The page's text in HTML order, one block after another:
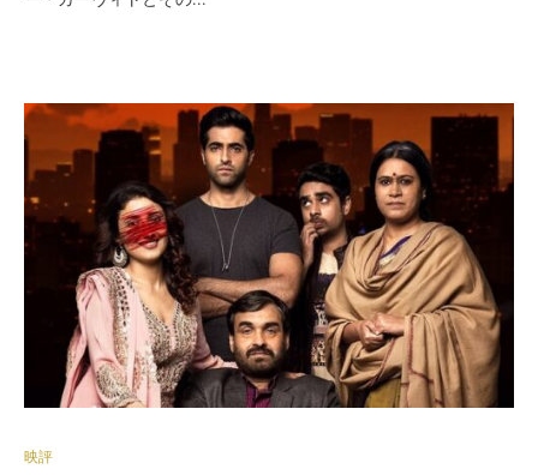
映評